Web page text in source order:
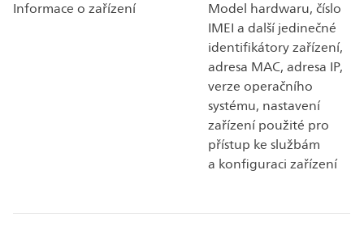
Informace o zařízení
Model hardwaru, číslo
IMEI a další jedinečné
identifikátory zařízení,
adresa MAC, adresa IP,
verze operačního
systému, nastavení
zařízení použité pro
přístup ke službám
a konfiguraci zařízení